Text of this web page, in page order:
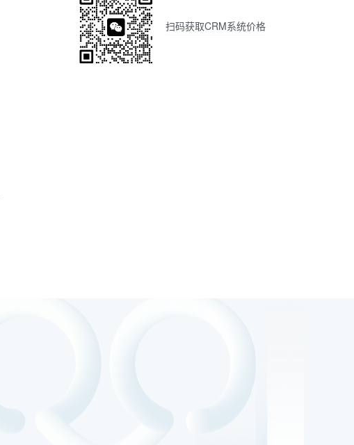
扫码获取CRM系统价格